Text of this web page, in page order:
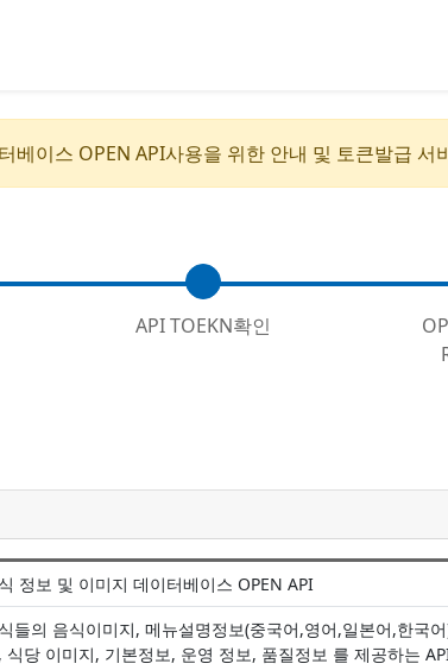
이스 OPEN API사용을 위한 안내 및 토큰발급 서
API TOEKN확인
정보 및 이미지 데이터베이스 OPEN API
들의 음식이미지, 메뉴설명정보(중국어,영어,일본어,한국
식당 이미지, 기본정보, 운영 정보, 품질정보 를 제공하는